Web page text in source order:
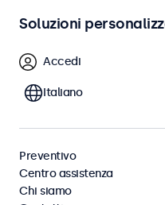
Monitor ferroviari e
Monitor e touchscreen
alle norme EN 50155 e EN
Soluzioni
Accedi
Italiano
Preventivo
Centro assistenza
Chi siamo